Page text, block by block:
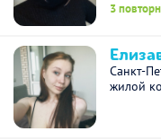
3
Санкт-
жилой